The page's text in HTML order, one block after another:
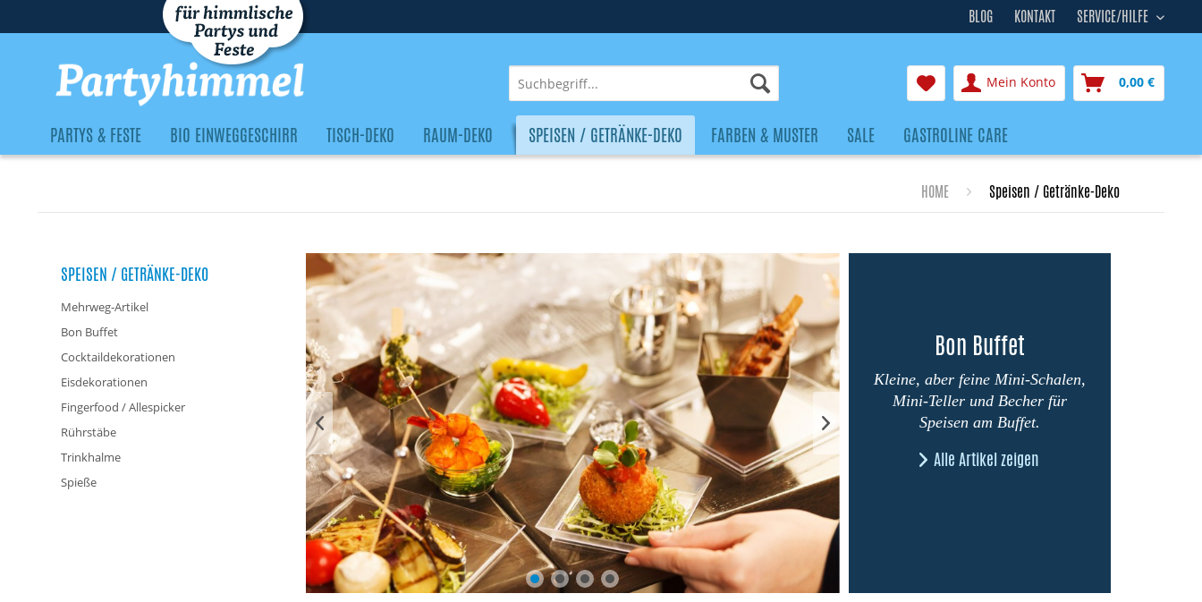
KONTAKT
BLOG SERVICE/HILFE
Mein Konto 0,00 €
PARTYS & FESTE BIO EINWEGGESCHIRR TISCH-DEKO RAUM-DEKO SPEISEN / GETRÄNKE-DEKO FARBEN & MUSTER SALE GASTROLINE CARE
HOME Speisen / Getränke-Deko
SPEISEN / GETRÄNKE-DEKO
Mehrweg-Artikel
Bon Buffet
Cocktaildekorationen
Eisdekorationen
Fingerfood / Allespicker
Rührstäbe
Trinkhalme
Spieße
Bon Buffet
Kleine, aber feine Mini-Schalen,
Mini-Teller und Becher für
Speisen am Buffet.
Alle Artikel zeigen